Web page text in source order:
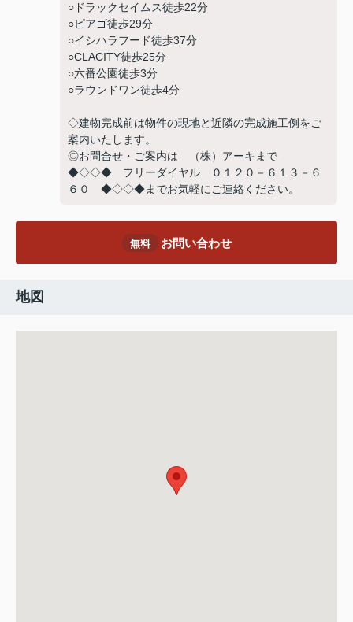
○ドラックセイムス徒歩22分
○ピアゴ徒歩29分
○イシハラフード徒歩37分
○CLACITY徒歩25分
○六番公園徒歩3分
○ラウンドワン徒歩4分
◇建物完成前は物件の現地と近隣の完成施工例をご
案内いたします。
◎お問合せ・ご案内は （株）アーキまで
◆◇◇◆ フリーダイヤル ０１２０－６１３－６
６０ ◆◇◇◆までお気軽にご連絡ください。
無料 お問い合わせ
地図